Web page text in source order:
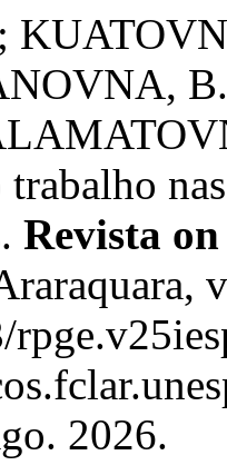
trabalho
Revista
2026.